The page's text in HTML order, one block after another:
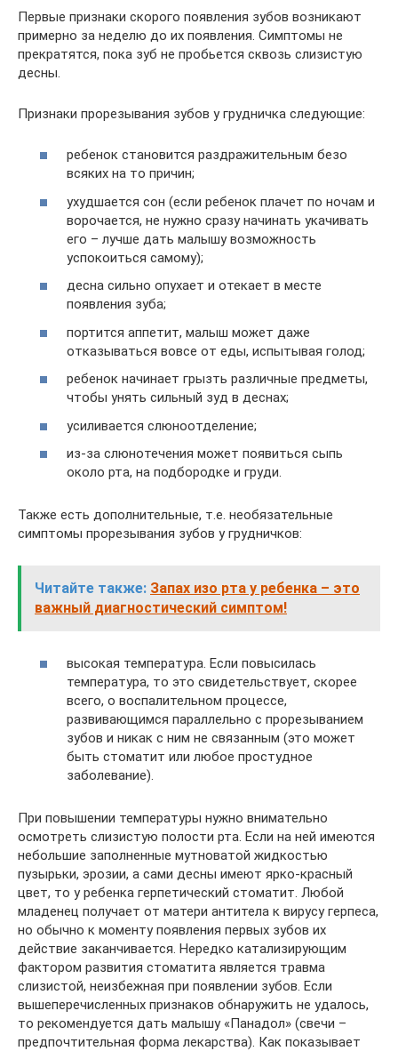
Первые признаки скорого появления зубов возникают
примерно за неделю до их появления. Симптомы не
прекратятся, пока зуб не пробьется сквозь слизистую
десны.
Признаки прорезывания зубов у грудничка следующие:
ребенок становится раздражительным безо
всяких на то причин;
ухудшается сон (если ребенок плачет по ночам и
ворочается, не нужно сразу начинать укачивать
его – лучше дать малышу возможность
успокоиться самому);
десна сильно опухает и отекает в месте
появления зуба;
портится аппетит, малыш может даже
отказываться вовсе от еды, испытывая голод;
ребенок начинает грызть различные предметы,
чтобы унять сильный зуд в деснах;
усиливается слюноотделение;
из-за слюнотечения может появиться сыпь
около рта, на подбородке и груди.
Также есть дополнительные, т.е. необязательные
симптомы прорезывания зубов у грудничков:
Читайте также: Запах изо рта у ребенка – это
важный диагностический симптом!
высокая температура. Если повысилась
температура, то это свидетельствует, скорее
всего, о воспалительном процессе,
развивающимся параллельно с прорезыванием
зубов и никак с ним не связанным (это может
быть стоматит или любое простудное
заболевание).
При повышении температуры нужно внимательно
осмотреть слизистую полости рта. Если на ней имеются
небольшие заполненные мутноватой жидкостью
пузырьки, эрозии, а сами десны имеют ярко-красный
цвет, то у ребенка герпетический стоматит. Любой
младенец получает от матери антитела к вирусу герпеса,
но обычно к моменту появления первых зубов их
действие заканчивается. Нередко катализирующим
фактором развития стоматита является травма
слизистой, неизбежная при появлении зубов. Если
вышеперечисленных признаков обнаружить не удалось,
то рекомендуется дать малышу «Панадол» (свечи –
предпочтительная форма лекарства). Как показывает